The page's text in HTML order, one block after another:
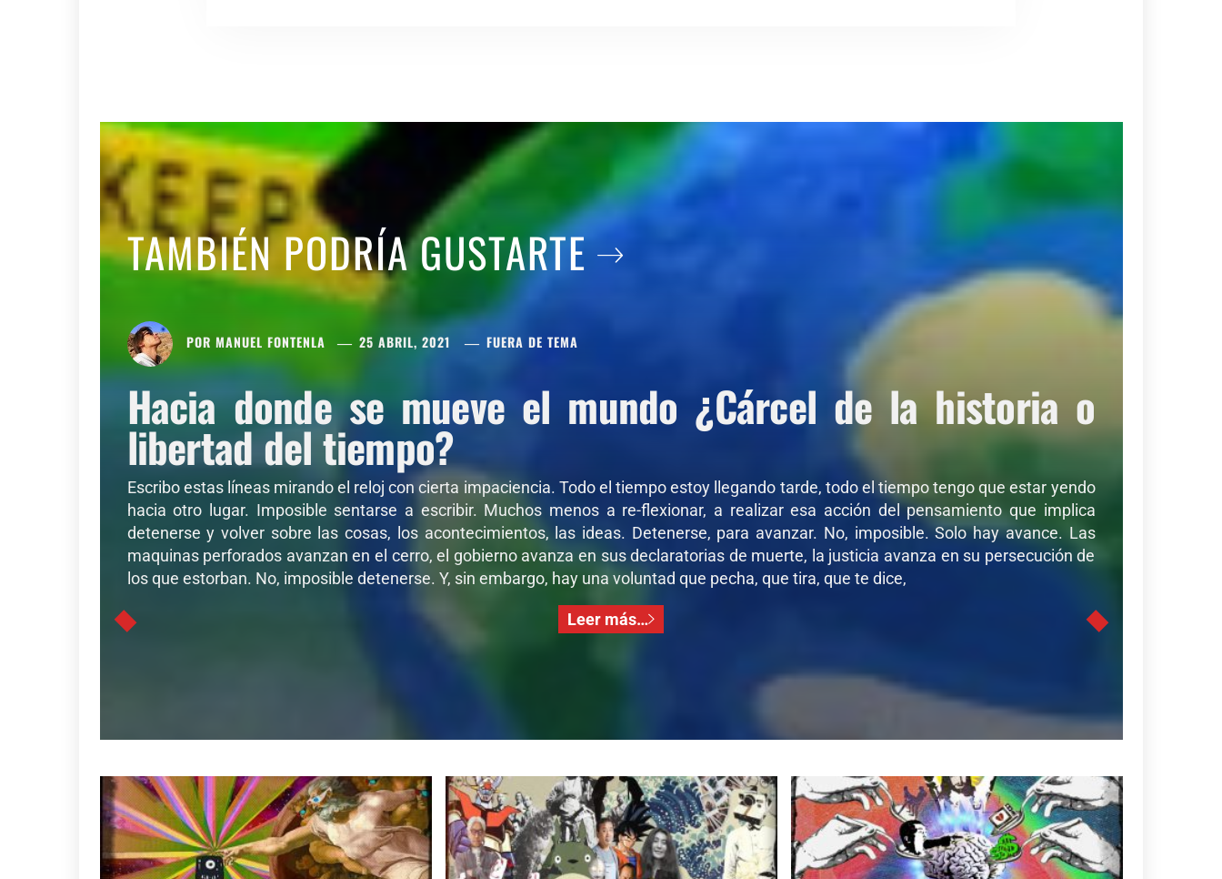
TAMBIÉN PODRÍA GUSTARTE
POR MANUEL FONTENLA 25 ABRIL, 2021 FUERA DE TEMA
Hacia donde se mueve el mundo ¿Cárcel de la historia o
libertad del tiempo?
Escribo estas líneas mirando el reloj con cierta impaciencia. Todo el tiempo estoy llegando tarde, todo el tiempo tengo que estar yendo
hacia otro lugar. Imposible sentarse a escribir. Muchos menos a re-flexionar, a realizar esa acción del pensamiento que implica
detenerse y volver sobre las cosas, los acontecimientos, las ideas. Detenerse, para avanzar. No, imposible. Solo hay avance. Las
maquinas perforados avanzan en el cerro, el gobierno avanza en sus declaratorias de muerte, la justicia avanza en su persecución de
los que estorban. No, imposible detenerse. Y, sin embargo, hay una voluntad que pecha, que tira, que te dice,
Leer más…